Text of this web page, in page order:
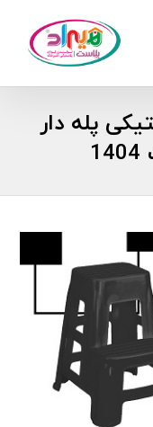
پله دار